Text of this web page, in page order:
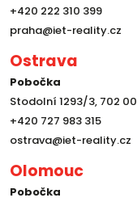
+420 222 310 399
praha@iet-reality.cz
Ostrava
Pobočka
Stodolní 1293/3, 702 00
+420 727 983 315
ostrava@iet-reality.cz
Olomouc
Pobočka